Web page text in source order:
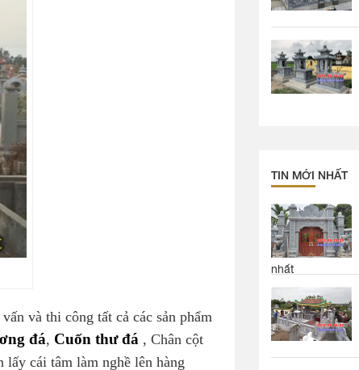
và thi công tất cả các sản phẩm
đá, Cuốn thư đá , Chân cột
cái tâm làm nghề lên hàng
TIN MỚI NHẤT
nhất